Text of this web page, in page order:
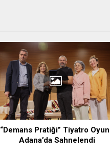
“Demans Pratiği” Tiyatro
Adana’da Sahnelendi